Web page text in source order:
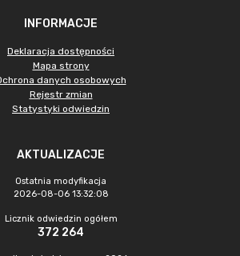
INFORMACJE
Deklaracja dostępności
Mapa strony
danych osobowych
Rejestr zmian
Statystyki odwiedzin
AKTUALIZACJE
Ostatnia modyfikacja
2026-08-06 13:32:08
Licznik odwiedzin ogółem
372 264